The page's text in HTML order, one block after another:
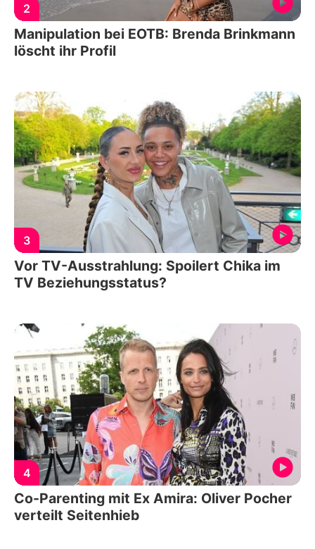
2
Manipulation bei EOTB: Brenda Brinkmann
löscht ihr Profil
3
Vor TV-Ausstrahlung: Spoilert Chika im
TV Beziehungsstatus?
4
Co-Parenting mit Ex Amira: Oliver Pocher
verteilt Seitenhieb